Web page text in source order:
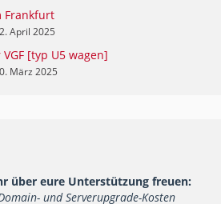
Frankfurt
April 2025
[typ U5 wagen]
März 2025
über eure Unterstützung freuen:
und Serverupgrade-Kosten